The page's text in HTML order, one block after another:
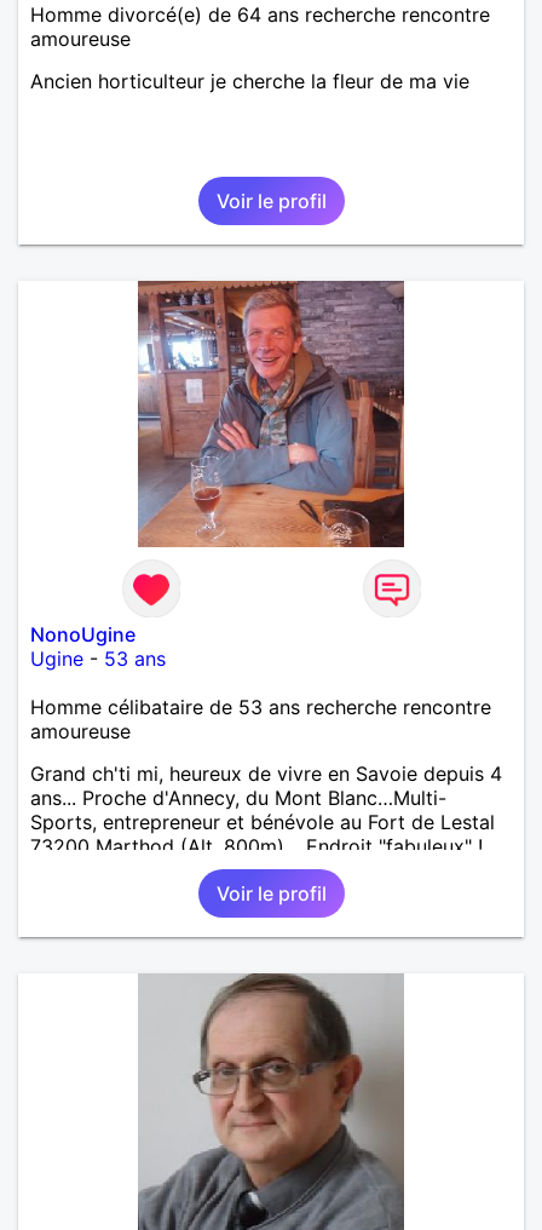
Homme divorcé(e) de 64 ans recherche rencontre
amoureuse
Ancien horticulteur je cherche la fleur de ma vie
Voir le profil
NonoUgine
Ugine - 53 ans
Homme célibataire de 53 ans recherche rencontre
amoureuse
Grand ch'ti mi, heureux de vivre en Savoie depuis 4
ans... Proche d'Annecy, du Mont Blanc…Multi-
Sports, entrepreneur et bénévole au Fort de Lestal
73200 Marthod (Alt. 800m)… Endroit "fabuleux" !…
Enquêtes et tu me trouveras !
Voir le profil